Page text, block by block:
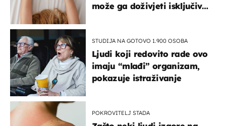
može ga doživjeti isključivo
STUDIJA NA GOTOVO 1.900 OSOBA
Ljudi koji redovito rade ovo
imaju “mlađi” organizam,
pokazuje istraživanje
POKROVITELJ STADA